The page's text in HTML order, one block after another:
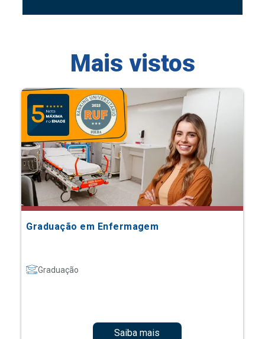
Mais vistos
Graduação em Enfermagem
Graduação
Saiba mais